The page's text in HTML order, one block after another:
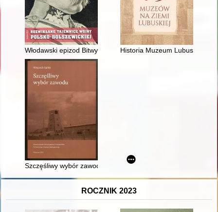
Włodawski epizod Bitwy WarszawskiejHistoria Muzeum Lubuskiego
Szczęśliwy wybór zawodu
ROCZNIK 2023